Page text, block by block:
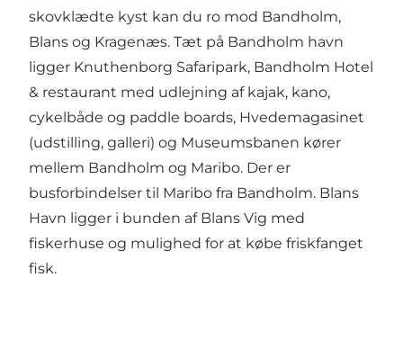
skovklædte kyst kan du ro mod Bandholm,
Blans og Kragenæs. Tæt på Bandholm havn
ligger Knuthenborg Safaripark, Bandholm Hotel
& restaurant med udlejning af kajak, kano,
cykelbåde og paddle boards, Hvedemagasinet
(udstilling, galleri) og Museumsbanen kører
mellem Bandholm og Maribo. Der er
busforbindelser til Maribo fra Bandholm. Blans
Havn ligger i bunden af Blans Vig med
fiskerhuse og mulighed for at købe friskfanget
fisk.